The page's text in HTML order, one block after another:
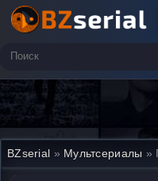
BZserial » Мультсериалы »